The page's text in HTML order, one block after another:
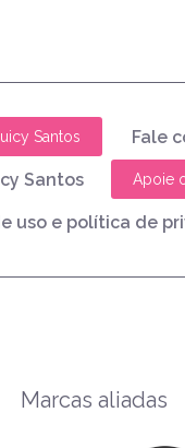
Santos Fale
Santos Apoie
uso e política de
Marcas aliadas